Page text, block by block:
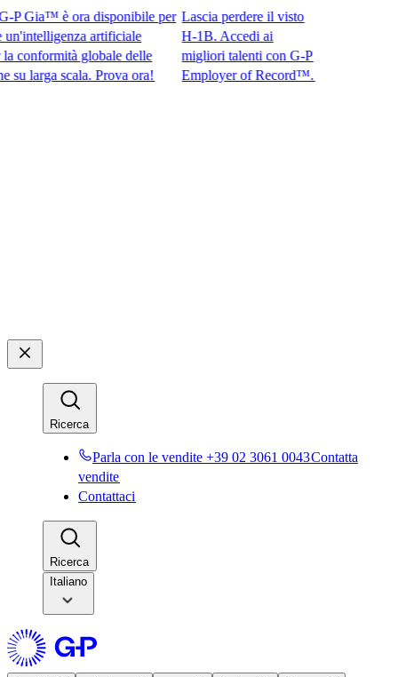
è ora disponibile per
artificiale
globale delle
scala. Prova ora!​​
Lascia perdere il visto
H-1B. Accedi ai
migliori talenti con G-P
Employer of Record™.​​
Ricerca​​
Parla con le vendite +39 02 3061 0043​​Contatta
vendite​​
Contattaci​​
Ricerca​​
Italiano